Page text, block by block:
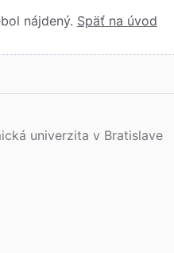
nájdený. Späť na úvod
univerzita v Bratislave